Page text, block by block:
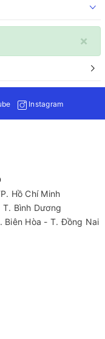
×
Instagram
Hồ Chí Minh
T. Bình Dương
Biên Hòa - T. Đồng Nai